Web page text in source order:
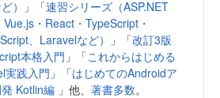
）
」「速習シリーズ（ASP.NET
・React・TypeScript・
、Laravelなど）
」「改訂3版
本格入門 」「これからはじめる
実践入門 」「はじめてのAndroidア
Kotlin編 」他、 著書多数。